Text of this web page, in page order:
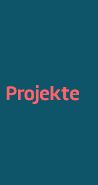
Projekte